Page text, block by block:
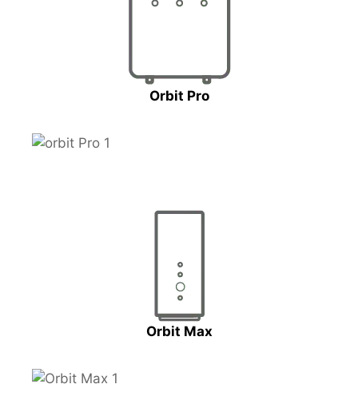
Orbit Pro
Orbit Max